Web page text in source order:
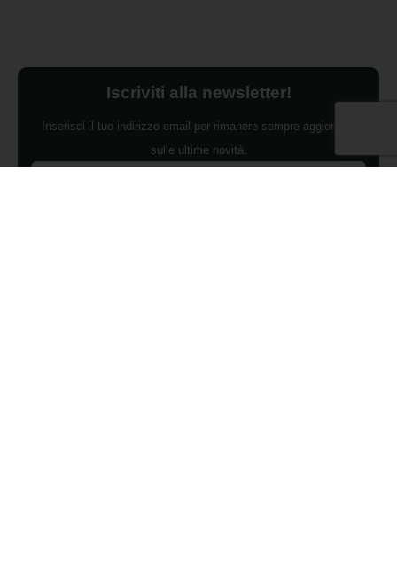
Iscriviti alla newsletter!
Inserisci il tuo indirizzo email per rimanere sempre aggiornato
sulle ultime novità.